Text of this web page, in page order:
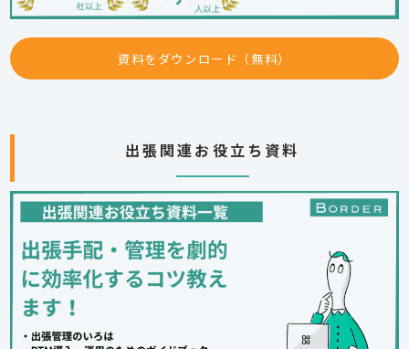
資料をダウンロード（無料）
出張関連お役立ち資料